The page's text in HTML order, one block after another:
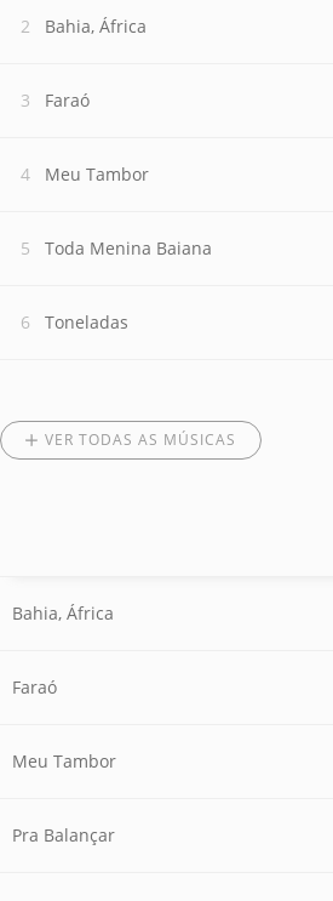
Bahia, África
Faraó
Meu Tambor
Toda Menina Baiana
Toneladas
VER TODAS AS MÚSICAS
Bahia, África
Faraó
Meu Tambor
Pra Balançar